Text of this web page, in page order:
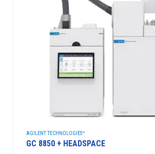
AGILENT TECHNOLOGIES™
GC 8850 + HEADSPACE